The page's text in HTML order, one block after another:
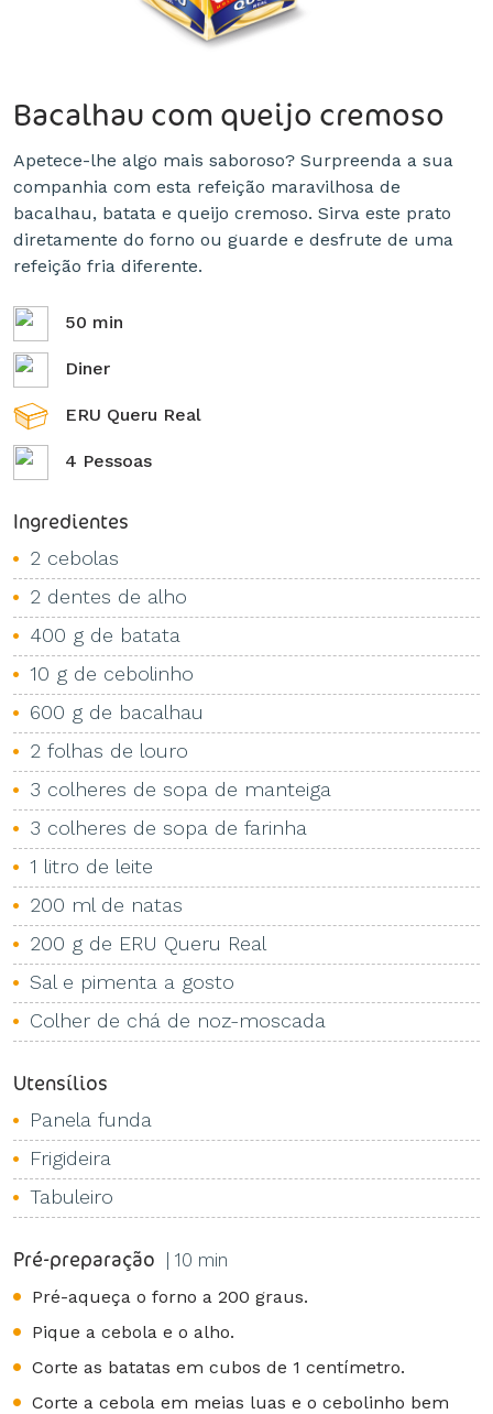
Bacalhau com queijo cremoso
Apetece-lhe algo mais saboroso? Surpreenda a sua
companhia com esta refeição maravilhosa de
bacalhau, batata e queijo cremoso. Sirva este prato
diretamente do forno ou guarde e desfrute de uma
refeição fria diferente.
50 min
Diner
ERU Queru Real
4 Pessoas
Ingredientes
2 cebolas
2 dentes de alho
400 g de batata
10 g de cebolinho
600 g de bacalhau
2 folhas de louro
3 colheres de sopa de manteiga
3 colheres de sopa de farinha
1 litro de leite
200 ml de natas
200 g de ERU Queru Real
Sal e pimenta a gosto
Colher de chá de noz-moscada
Utensílios
Panela funda
Frigideira
Tabuleiro
Pré-preparação | 10 min
Pré-aqueça o forno a 200 graus.
Pique a cebola e o alho.
Corte as batatas em cubos de 1 centímetro.
Corte a cebola em meias luas e o cebolinho bem